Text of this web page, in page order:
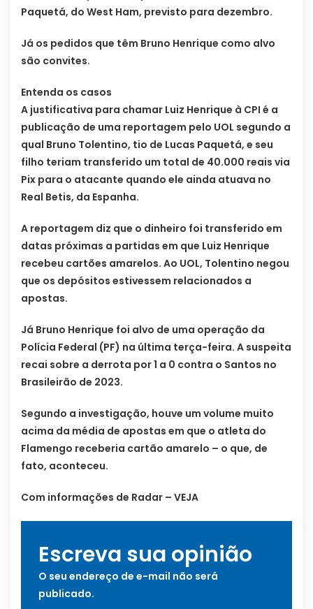
Paquetá, do West Ham, previsto para dezembro.
Já os pedidos que têm Bruno Henrique como alvo
são convites.
Entenda os casos
A justificativa para chamar Luiz Henrique à CPI é a
publicação de uma reportagem pelo UOL segundo a
qual Bruno Tolentino, tio de Lucas Paquetá, e seu
filho teriam transferido um total de 40.000 reais via
Pix para o atacante quando ele ainda atuava no
Real Betis, da Espanha.
A reportagem diz que o dinheiro foi transferido em
datas próximas a partidas em que Luiz Henrique
recebeu cartões amarelos. Ao UOL, Tolentino negou
que os depósitos estivessem relacionados a
apostas.
Já Bruno Henrique foi alvo de uma operação da
Polícia Federal (PF) na última terça-feira. A suspeita
recai sobre a derrota por 1 a 0 contra o Santos no
Brasileirão de 2023.
Segundo a investigação, houve um volume muito
acima da média de apostas em que o atleta do
Flamengo receberia cartão amarelo – o que, de
fato, aconteceu.
Com informações de Radar – VEJA
Escreva sua opinião
O seu endereço de e-mail não será
publicado.